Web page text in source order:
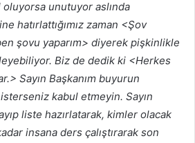
oluyorsa unutuyor aslında
hatırlattığımız zaman <Şov
şovu yaparım> diyerek pişkinlikle
Biz de dedik ki <Herkes
Sayın Başkanım buyurun
kabul etmeyin. Sayın
liste hazırlatarak, kimler olacak
insana ders çalıştırarak son